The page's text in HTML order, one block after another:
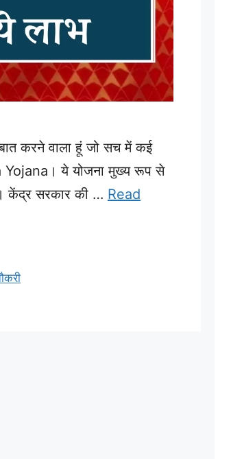
करने वाला हूं जो सच में कई
Yojana। ये योजना मुख्य रूप से
केंद्र सरकार की … Read